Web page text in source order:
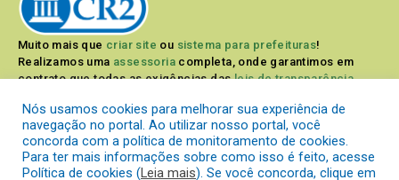
Muito mais que criar site ou sistema para prefeituras!
Realizamos uma assessoria completa, onde garantimos em
contrato que todas as exigências dasleis de transparência
Conheça oPNTPe oRadar da Transparência Pública
Nós usamos cookies para melhorar sua experiência de
navegação no portal. Ao utilizar nosso portal, você
concorda com a política de monitoramento de cookies.
Para ter mais informações sobre como isso é feito, acesse
Política de cookies (Leia mais). Se você concorda, clique em